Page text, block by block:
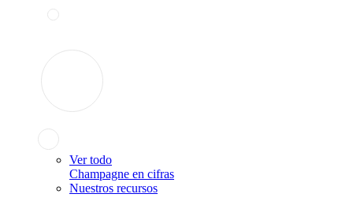
Ver todo
Champagne en cifras
Nuestros recursos